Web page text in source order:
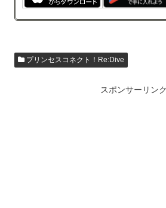
プリンセスコネクト！Re:Dive
スポンサーリンク